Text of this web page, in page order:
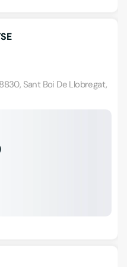
Sant Boi De Llobregat,